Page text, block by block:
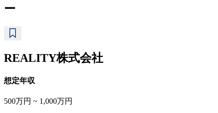
ー
REALITY株式会社
想定年収
500万円 ~ 1,000万円